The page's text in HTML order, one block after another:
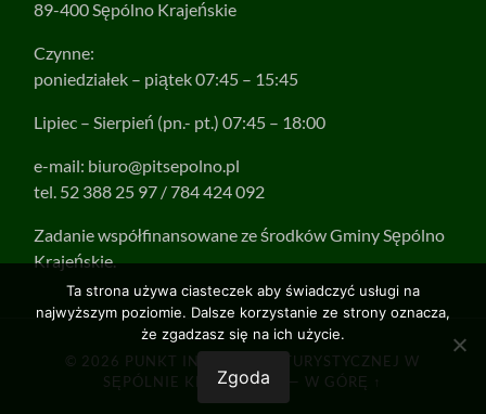
89-400 Sępólno Krajeńskie
Czynne:
poniedziałek – piątek 07:45 – 15:45
Lipiec – Sierpień (pn.- pt.) 07:45 – 18:00
e-mail: biuro@pitsepolno.pl
tel. 52 388 25 97 / 784 424 092
Zadanie współfinansowane ze środków Gminy Sępólno
Krajeńskie.
© 2026 PUNKT INFORMACJI TURYSTYCZNEJ W
SĘPÓLNIE KRAJEŃSKIM
— W GÓRĘ ↑
Ta strona używa ciasteczek aby świadczyć usługi na
najwyższym poziomie. Dalsze korzystanie ze strony oznacza,
że zgadzasz się na ich użycie.
Zgoda